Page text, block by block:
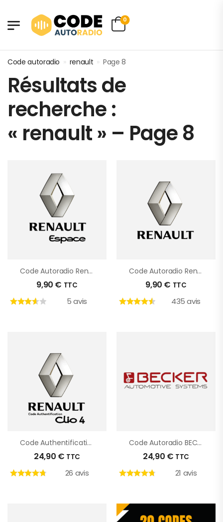
0
Code autoradio » renault » Page 8
Résultats de
recherche :
« renault » – Page 8
Code Autoradio Renault Espace
9,90 € TTC
5 avis
Code Autoradio Renault
9,90 € TTC
435 avis
Code Authentification Clio 4
24,90 € TTC
26 avis
Code Autoradio BECKER
24,90 € TTC
21 avis